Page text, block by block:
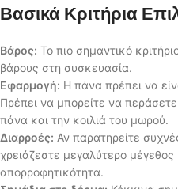
Βασικά Κριτήρια
Βάρος: Το πιο σημαντικό
βάρους στη συσκευασία.
Εφαρμογή: Η πάνα πρέπει να
Πρέπει να μπορείτε να
πάνα και την κοιλιά του μωρού.
Διαρροές: Αν παρατηρείτε
χρειάζεστε μεγαλύτερο
απορροφητικότητα.